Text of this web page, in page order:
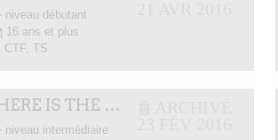
niveau débutant
16 ans et plus
CTF, TS
IS THE …
niveau intermédiaire